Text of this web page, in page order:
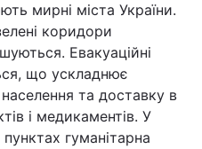
мирні міста України.
коридори
Евакуаційні
що ускладнює
та доставку в
і медикаментів. У
гуманітарна